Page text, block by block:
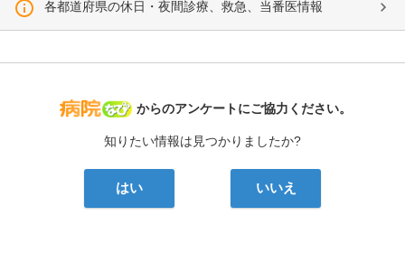
各都道府県の休日・夜間診療、救急、当番医情報
病院なび
からのアンケートにご協力ください。
知りたい情報は見つかりましたか?
はい いいえ